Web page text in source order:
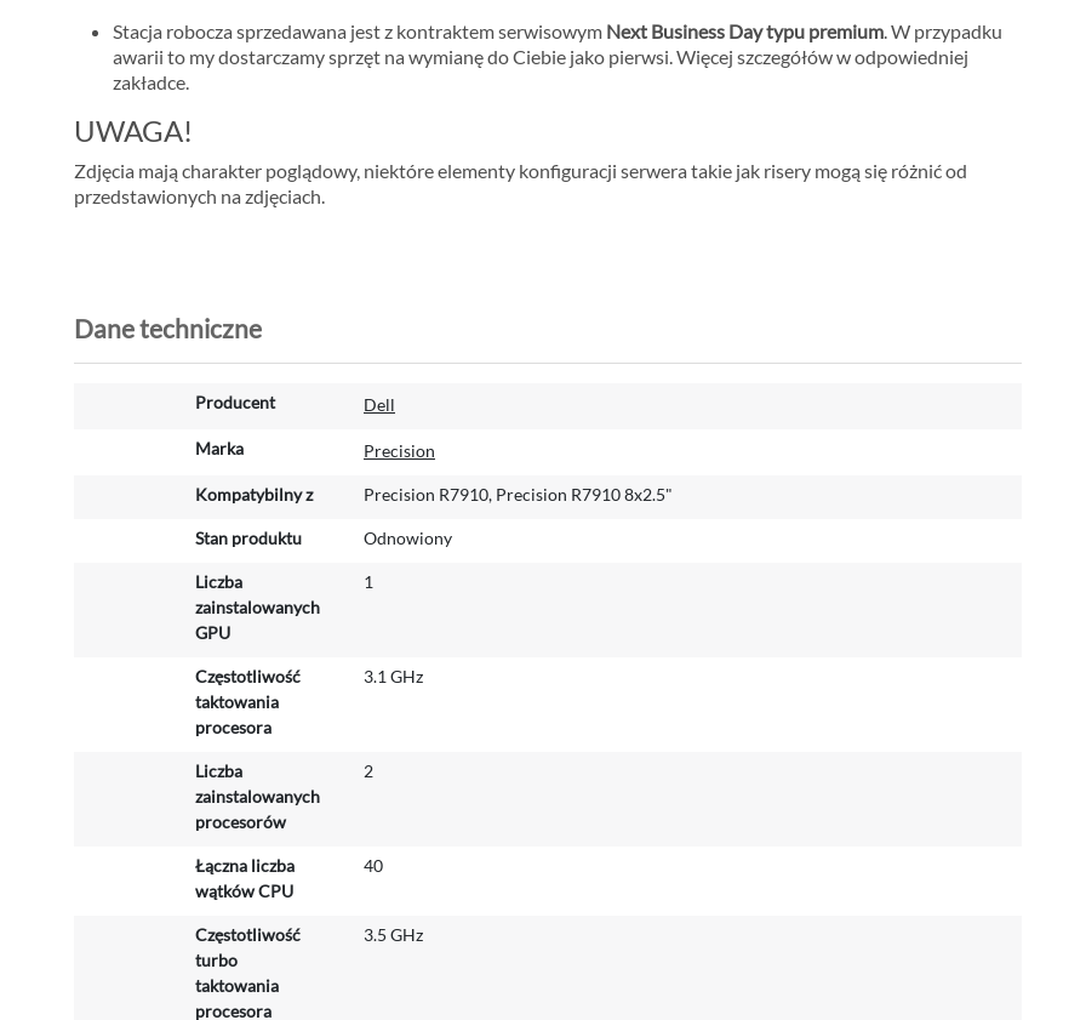
Stacja robocza sprzedawana jest z kontraktem serwisowym Next Business Day typu premium. W przypadku
awarii to my dostarczamy sprzęt na wymianę do Ciebie jako pierwsi. Więcej szczegółów w odpowiedniej
zakładce.
UWAGA!
Zdjęcia mają charakter poglądowy, niektóre elementy konfiguracji serwera takie jak risery mogą się różnić od
przedstawionych na zdjęciach.
Dane techniczne
Producent Dell
Marka Precision
Kompatybilny z Precision R7910, Precision R7910 8x2.5"
Stan produktu Odnowiony
Liczba
zainstalowanych
GPU
1
Częstotliwość
taktowania
procesora
3.1 GHz
Liczba
zainstalowanych
procesorów
2
Łączna liczba
wątków CPU
40
Częstotliwość
turbo
taktowania
procesora
3.5 GHz